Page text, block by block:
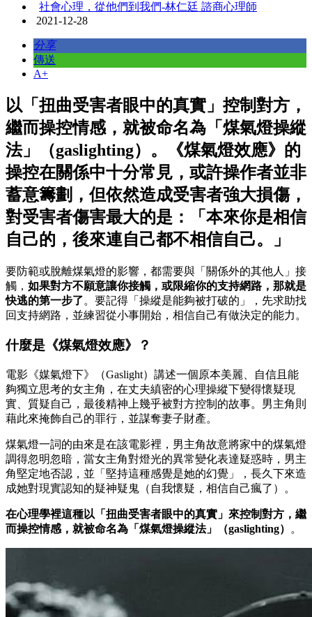
社會心理，從他們到我們-林仁廷 諮商心理師
2021-12-28
分享
傳送
A+
以「扭曲受害者眼中的真實」控制對方，
繼而操控情感，就被命名為「煤氣燈操縱
法」（gaslighting）。《煤氣燈效應》的
操控在關係中十分常見，或許操作者並非
蓄意籌劃，但依然造成受害者強大損傷，
對受害者傷害最大的是：「本來你是相信
自己的，後來連自己都不相信自己。」
要防範或脫離煤氣燈的影響，都需要與「關係外的其他人」接
觸， 如果對方不願意讓你接觸，或限縮你的支持網路，那就是
快逃的第一步了。要記得「操縱是能夠被打破的」，先求助找
回支持網路，並練習從小事開始，相信自己有做決定的能力。
什麼是《煤氣燈效應》？
電影《媒氣燈下》（Gaslight）講述一個原本美麗、自信且能
夠獨立思考的女主角，在丈夫縝密的心理操縱下變得懷疑現
實、質疑自己，最後精神上幾乎被對方控制的故事。男主角則
藉此來掩飾自己的罪行，並謀奪妻子財產。
煤氣燈一詞的由來是在該電影裡，男主角故意將家中的煤氣燈
調得忽明忽暗，當女主角對燈光的異常變化表達疑惑時，男主
角堅定地否認，並「堅持這種感覺是她的幻覺」，長久下來造
成她對現實認知的疑神疑鬼（自我懷疑，相信自己瘋了）。
在心理學裡這種以「扭曲受害者眼中的真實」來控制對方，繼
而操控情感，就被命名為「煤氣燈操縱法」（gaslighting）
。